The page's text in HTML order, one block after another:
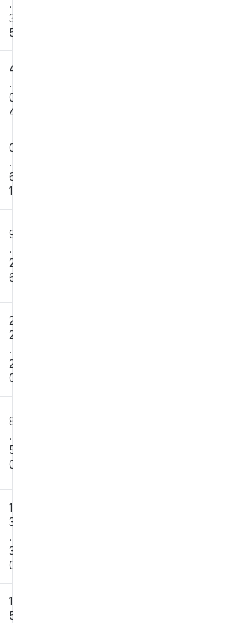
.
3
5
4
.
0
4
0
.
6
1
9
.
2
6
2
2
.
2
0
8
.
5
0
1
3
.
3
0
1
5